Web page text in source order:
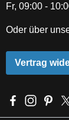
Fr, 09:00 -
Oder über
Vertrag
Besuche uns
Schau auf
Lass